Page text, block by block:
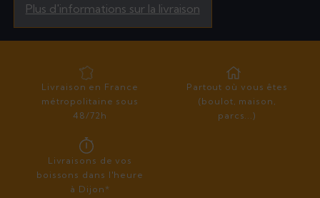
Plus d'informations sur la livraison
Livraison en France
métropolitaine sous
48/72h
Partout où vous êtes
(boulot, maison,
parcs...)
Livraisons de vos
boissons dans l'heure
à Dijon*